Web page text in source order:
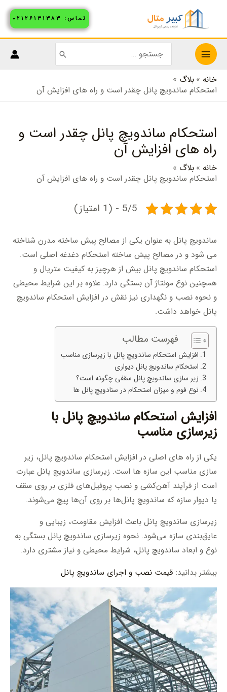
محتوا
تماس: ۰۲۱۲۶۱۳۱۳۸۳
MAIN
MENU
جستجو
خانه
بلاگ
استحکام ساندویچ پانل چقدر است و راه های افزایش آن
استحکام ساندویچ پانل چقدر است و
راه های افزایش آن
خانه
بلاگ
استحکام ساندویچ پانل چقدر است و راه های افزایش آن
5/5 - (1 امتیاز)
ساندویچ پانل به عنوان یکی از مصالح پیش ساخته مدرن شناخته
می شود و در مصالح پیش ساخته استحکام دغدغه اصلی است.
استحکام ساندویچ پانل بیش از هرچیز به کیفیت متریال و
همچنین نوع مونتاژ آن بستگی دارد. علاوه بر این شرایط محیطی
و نحوه نصب و نگهداری نیز نقش در افزایش استحکام ساندویچ
پانل خواهد داشت.
فهرست مطالب
افزایش استحکام ساندویچ پانل با زیرسازی مناسب
استحکام ساندویچ پانل دیواری
زیر سازی ساندویچ پانل سقفی چگونه است؟
نوع فوم و میزان استحکام در سنادویچ پانل ها
افزایش استحکام ساندویچ پانل با
زیرسازی مناسب
یکی از راه های اصلی در افزایش استحکام ساندویچ پانل، زیر
سازی مناسب این سازه ها است. زیرسازی ساندویچ پانل عبارت
است از فرآیند آهن‌کشی و نصب پروفیل‌های فلزی بر روی سقف
یا دیوار سازه که ساندویچ پانل‌ها بر روی آن‌ها پیچ می‌شوند.
زیرسازی ساندویچ پانل باعث افزایش مقاومت، زیبایی و
عایق‌بندی سازه می‌شود. نحوه زیرسازی ساندویچ پانل بستگی به
نوع و ابعاد ساندویچ پانل، شرایط محیطی و نیاز مشتری دارد.
بیشتر بدانید: قیمت نصب و اجرای ساندویچ پانل